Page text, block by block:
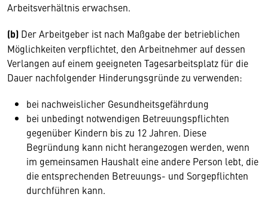
Arbeitsverhältnis erwachsen.
(b) Der Arbeitgeber ist nach Maßgabe der betrieblichen
Möglichkeiten verpflichtet, den Arbeitnehmer auf dessen
Verlangen auf einem geeigneten Tagesarbeitsplatz für die
Dauer nachfolgender Hinderungsgründe zu verwenden:
bei nachweislicher Gesundheitsgefährdung
bei unbedingt notwendigen Betreuungspflichten
gegenüber Kindern bis zu 12 Jahren. Diese
Begründung kann nicht herangezogen werden, wenn
im gemeinsamen Haushalt eine andere Person lebt, die
die entsprechenden Betreuungs- und Sorgepflichten
durchführen kann.